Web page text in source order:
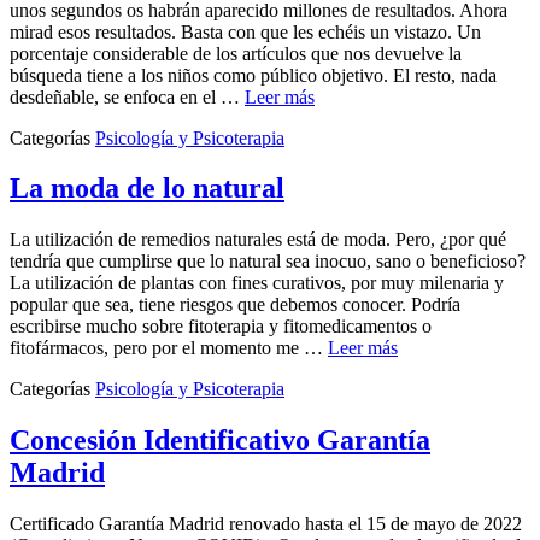
unos segundos os habrán aparecido millones de resultados. Ahora
mirad esos resultados. Basta con que les echéis un vistazo. Un
porcentaje considerable de los artículos que nos devuelve la
búsqueda tiene a los niños como público objetivo. El resto, nada
desdeñable, se enfoca en el … Leer más
Categorías Psicología y Psicoterapia
La moda de lo natural
La utilización de remedios naturales está de moda. Pero, ¿por qué
tendría que cumplirse que lo natural sea inocuo, sano o beneficioso?
La utilización de plantas con fines curativos, por muy milenaria y
popular que sea, tiene riesgos que debemos conocer. Podría
escribirse mucho sobre fitoterapia y fitomedicamentos o
fitofármacos, pero por el momento me … Leer más
Categorías Psicología y Psicoterapia
Concesión Identificativo Garantía
Madrid
Certificado Garantía Madrid renovado hasta el 15 de mayo de 2022